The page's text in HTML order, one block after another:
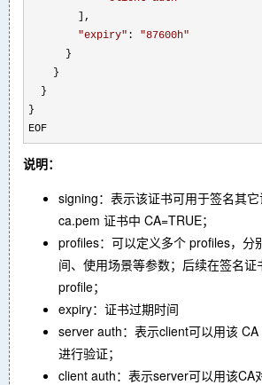
        ],
"expiry" : "87600h"
      }
    }
  }
}
EOF
说明：
signing：表示该证书可用于签名其
ca.pem 证书中 CA=TRUE；
profiles：可以定义多个 profiles，分
间、使用场景等参数；后续在签名证
profile；
expiry：证书过期时间
server auth：表示client可以用该
进行验证；
client auth：表示server可以用该CA